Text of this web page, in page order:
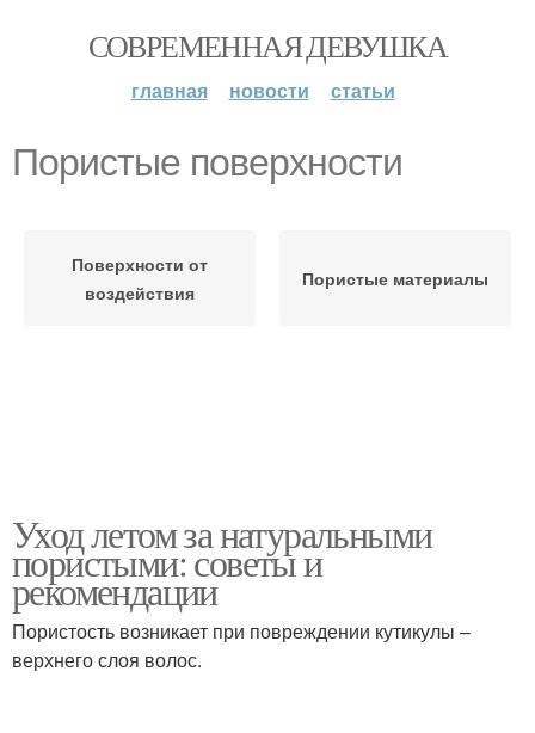
СОВРЕМЕННАЯ ДЕВУШКА
главная новости статьи
Пористые поверхности
Поверхности от
воздействия
Пористые материалы
Уход летом за натуральными
пористыми: советы и
рекомендации
Пористость возникает при повреждении кутикулы –
верхнего слоя волос.